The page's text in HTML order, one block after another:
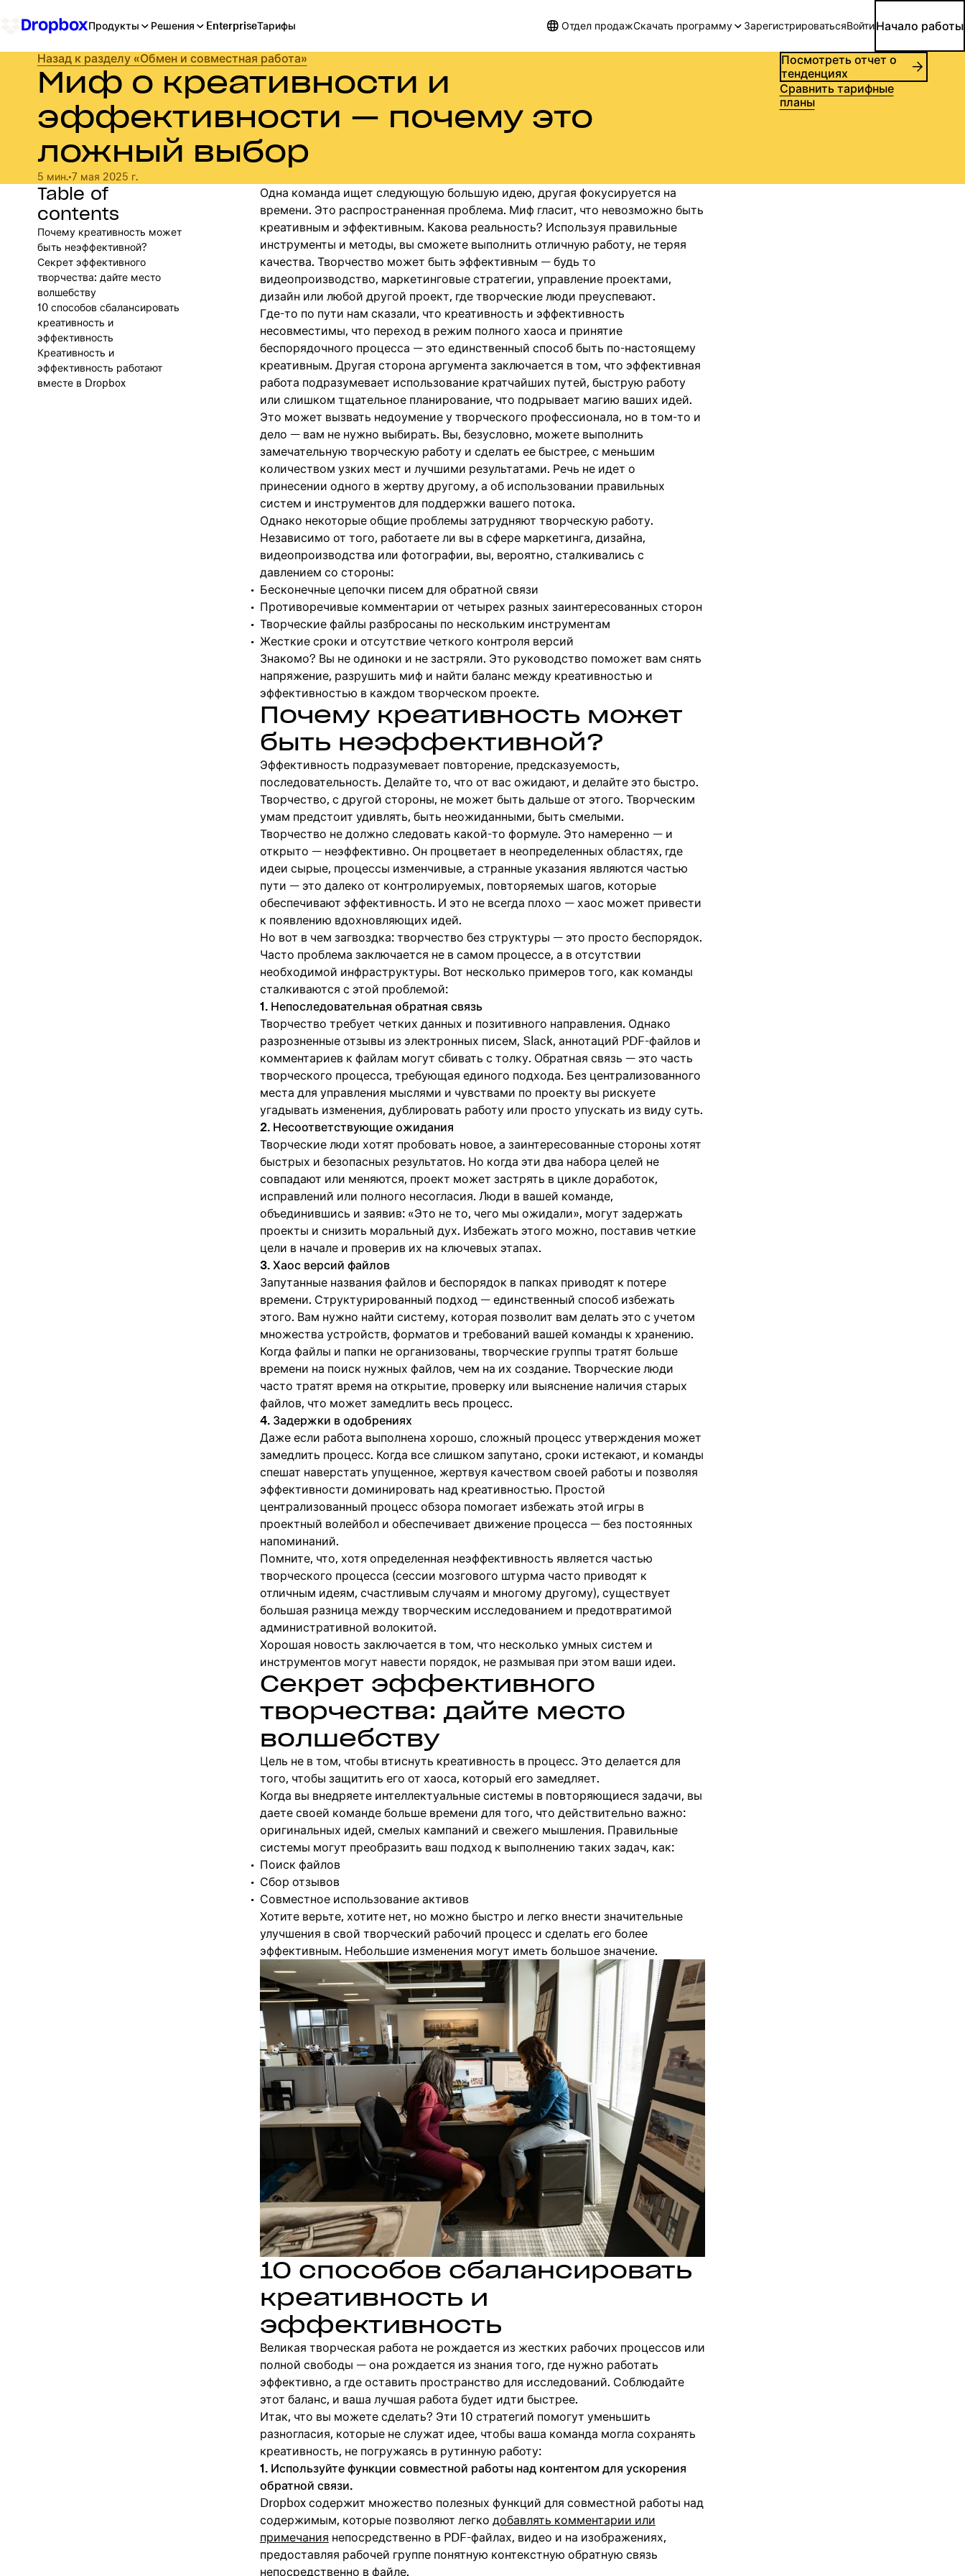
Продукты Решения EnterpriseТарифы Отдел продажСкачать программу ЗарегистрироватьсяВойтиНачало работы
Назад к разделу «Обмен и совместная работа»
Миф о креативности и
эффективности — почему это
ложный выбор
5 мин.•7 мая 2025 г.
Посмотреть отчет о
тенденциях
Сравнить тарифные
планы
Table of
contents
Почему креативность может
быть неэффективной?
Секрет эффективного
творчества: дайте место
волшебству
10 способов сбалансировать
креативность и
эффективность
Креативность и
эффективность работают
вместе в Dropbox
Одна команда ищет следующую большую идею, другая фокусируется на
времени. Это распространенная проблема. Миф гласит, что невозможно быть
креативным и эффективным. Какова реальность? Используя правильные
инструменты и методы, вы сможете выполнить отличную работу, не теряя
качества. Творчество может быть эффективным — будь то
видеопроизводство, маркетинговые стратегии, управление проектами,
дизайн или любой другой проект, где творческие люди преуспевают.
Где-то по пути нам сказали, что креативность и эффективность
несовместимы, что переход в режим полного хаоса и принятие
беспорядочного процесса — это единственный способ быть по-настоящему
креативным. Другая сторона аргумента заключается в том, что эффективная
работа подразумевает использование кратчайших путей, быструю работу
или слишком тщательное планирование, что подрывает магию ваших идей.
Это может вызвать недоумение у творческого профессионала, но в том-то и
дело — вам не нужно выбирать. Вы, безусловно, можете выполнить
замечательную творческую работу и сделать ее быстрее, с меньшим
количеством узких мест и лучшими результатами. Речь не идет о
принесении одного в жертву другому, а об использовании правильных
систем и инструментов для поддержки вашего потока.
Однако некоторые общие проблемы затрудняют творческую работу.
Независимо от того, работаете ли вы в сфере маркетинга, дизайна,
видеопроизводства или фотографии, вы, вероятно, сталкивались с
давлением со стороны:
Бесконечные цепочки писем для обратной связи
Противоречивые комментарии от четырех разных заинтересованных сторон
Творческие файлы разбросаны по нескольким инструментам
Жесткие сроки и отсутствие четкого контроля версий
Знакомо? Вы не одиноки и не застряли. Это руководство поможет вам снять
напряжение, разрушить миф и найти баланс между креативностью и
эффективностью в каждом творческом проекте.
Почему креативность может
быть неэффективной?
Эффективность подразумевает повторение, предсказуемость,
последовательность. Делайте то, что от вас ожидают, и делайте это быстро.
Творчество, с другой стороны, не может быть дальше от этого. Творческим
умам предстоит удивлять, быть неожиданными, быть смелыми.
Творчество не должно следовать какой-то формуле. Это намеренно — и
открыто — неэффективно. Он процветает в неопределенных областях, где
идеи сырые, процессы изменчивые, а странные указания являются частью
пути — это далеко от контролируемых, повторяемых шагов, которые
обеспечивают эффективность. И это не всегда плохо — хаос может привести
к появлению вдохновляющих идей.
Но вот в чем загвоздка: творчество без структуры — это просто беспорядок.
Часто проблема заключается не в самом процессе, а в отсутствии
необходимой инфраструктуры. Вот несколько примеров того, как команды
сталкиваются с этой проблемой:
1. Непоследовательная обратная связь
Творчество требует четких данных и позитивного направления. Однако
разрозненные отзывы из электронных писем, Slack, аннотаций PDF-файлов и
комментариев к файлам могут сбивать с толку. Обратная связь — это часть
творческого процесса, требующая единого подхода. Без централизованного
места для управления мыслями и чувствами по проекту вы рискуете
угадывать изменения, дублировать работу или просто упускать из виду суть.
2. Несоответствующие ожидания
Творческие люди хотят пробовать новое, а заинтересованные стороны хотят
быстрых и безопасных результатов. Но когда эти два набора целей не
совпадают или меняются, проект может застрять в цикле доработок,
исправлений или полного несогласия. Люди в вашей команде,
объединившись и заявив: «Это не то, чего мы ожидали», могут задержать
проекты и снизить моральный дух. Избежать этого можно, поставив четкие
цели в начале и проверив их на ключевых этапах.
3. Хаос версий файлов
Запутанные названия файлов и беспорядок в папках приводят к потере
времени. Структурированный подход — единственный способ избежать
этого. Вам нужно найти систему, которая позволит вам делать это с учетом
множества устройств, форматов и требований вашей команды к хранению.
Когда файлы и папки не организованы, творческие группы тратят больше
времени на поиск нужных файлов, чем на их создание. Творческие люди
часто тратят время на открытие, проверку или выяснение наличия старых
файлов, что может замедлить весь процесс.
4. Задержки в одобрениях
Даже если работа выполнена хорошо, сложный процесс утверждения может
замедлить процесс. Когда все слишком запутано, сроки истекают, и команды
спешат наверстать упущенное, жертвуя качеством своей работы и позволяя
эффективности доминировать над креативностью. Простой
централизованный процесс обзора помогает избежать этой игры в
проектный волейбол и обеспечивает движение процесса — без постоянных
напоминаний.
Помните, что, хотя определенная неэффективность является частью
творческого процесса (сессии мозгового штурма часто приводят к
отличным идеям, счастливым случаям и многому другому), существует
большая разница между творческим исследованием и предотвратимой
административной волокитой.
Хорошая новость заключается в том, что несколько умных систем и
инструментов могут навести порядок, не размывая при этом ваши идеи.
Секрет эффективного
творчества: дайте место
волшебству
Цель не в том, чтобы втиснуть креативность в процесс. Это делается для
того, чтобы защитить его от хаоса, который его замедляет.
Когда вы внедряете интеллектуальные системы в повторяющиеся задачи, вы
даете своей команде больше времени для того, что действительно важно:
оригинальных идей, смелых кампаний и свежего мышления. Правильные
системы могут преобразить ваш подход к выполнению таких задач, как:
Поиск файлов
Сбор отзывов
Совместное использование активов
Хотите верьте, хотите нет, но можно быстро и легко внести значительные
улучшения в свой творческий рабочий процесс и сделать его более
эффективным. Небольшие изменения могут иметь большое значение.
10 способов сбалансировать
креативность и
эффективность
Великая творческая работа не рождается из жестких рабочих процессов или
полной свободы — она рождается из знания того, где нужно работать
эффективно, а где оставить пространство для исследований. Соблюдайте
этот баланс, и ваша лучшая работа будет идти быстрее.
Итак, что вы можете сделать? Эти 10 стратегий помогут уменьшить
разногласия, которые не служат идее, чтобы ваша команда могла сохранять
креативность, не погружаясь в рутинную работу:
1. Используйте функции совместной работы над контентом для ускорения
обратной связи.
Dropbox содержит множество полезных функций для совместной работы над
содержимым, которые позволяют легко добавлять комментарии или
примечания непосредственно в PDF-файлах, видео и на изображениях,
предоставляя рабочей группе понятную контекстную обратную связь
непосредственно в файле.